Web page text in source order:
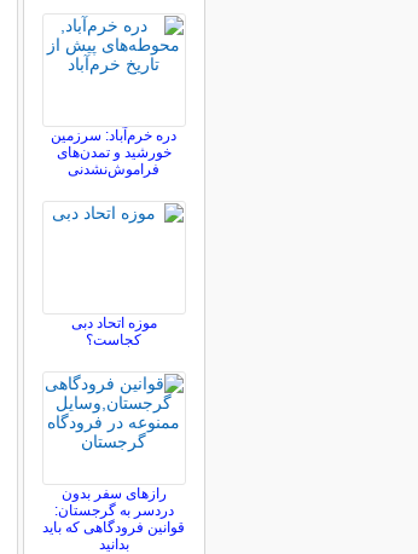
دره خرم‌آباد: سرزمین
خورشید و تمدن‌های
فراموش‌نشدنی
موزه اتحاد دبی
کجاست؟
رازهای سفر بدون
دردسر به گرجستان:
قوانین فرودگاهی که باید
بدانید